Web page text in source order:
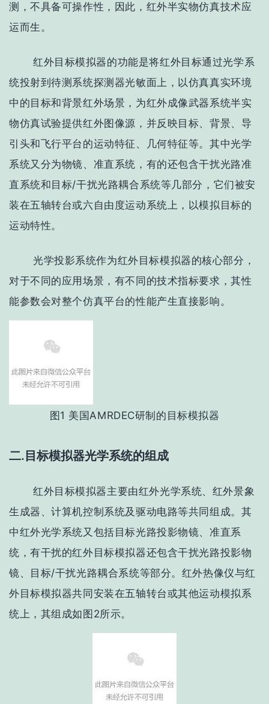
测，不具备可操作性，因此，红外半实物仿真技术应
运而生。
红外目标模拟器的功能是将红外目标通过光学系
统投射到待测系统探测器光敏面上，以仿真真实环境
中的目标和背景红外场景，为红外成像武器系统半实
物仿真试验提供红外图像源，并反映目标、背景、导
引头和飞行平台的运动特征、几何特征等。其中光学
系统又分为物镜、准直系统，有的还包含干扰光路准
直系统和目标/干扰光路耦合系统等几部分，它们被安
装在五轴转台或六自由度运动系统上，以模拟目标的
运动特性。
光学投影系统作为红外目标模拟器的核心部分，
对于不同的应用场景，有不同的技术指标要求，其性
能参数会对整个仿真平台的性能产生直接影响。
图 1 美国AMRDEC研制的目标模拟器
二.目标模拟器光学系统的组成
红外目标模拟器主要由红外光学系统、红外景象
生成器、计算机控制系统及驱动电路等共同组成。其
中红外光学系统又包括目标光路投影物镜、准直系
统，有干扰的红外目标模拟器还包含干扰光路投影物
镜、目标/干扰光路耦合系统等部分。红外热像仪与红
外目标模拟器共同安装在五轴转台或其他运动模拟系
统上，其组成如图2所示。